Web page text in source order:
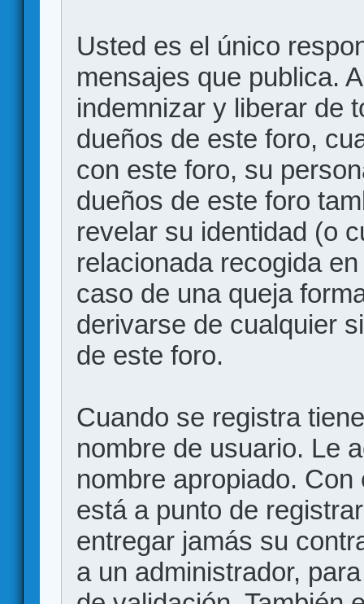
Usted es el único
mensajes que publica.
indemnizar y liberar de
dueños de este foro,
con este foro, su
dueños de este foro
revelar su identidad (o
relacionada recogida
caso de una queja
derivarse de cualquier
de este foro.
Cuando se registra
nombre de usuario. Le
nombre apropiado.
está a punto de
entregar jamás su
a un administrador,